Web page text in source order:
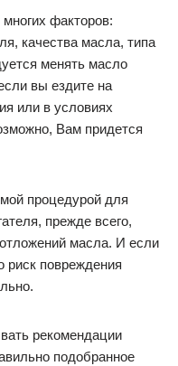
факторов:
качества масла, типа
менять масло
вы ездите на
или в условиях
Вам придется
процедурой для
прежде всего,
масла. И если
риск повреждения
рекомендации
подобранное